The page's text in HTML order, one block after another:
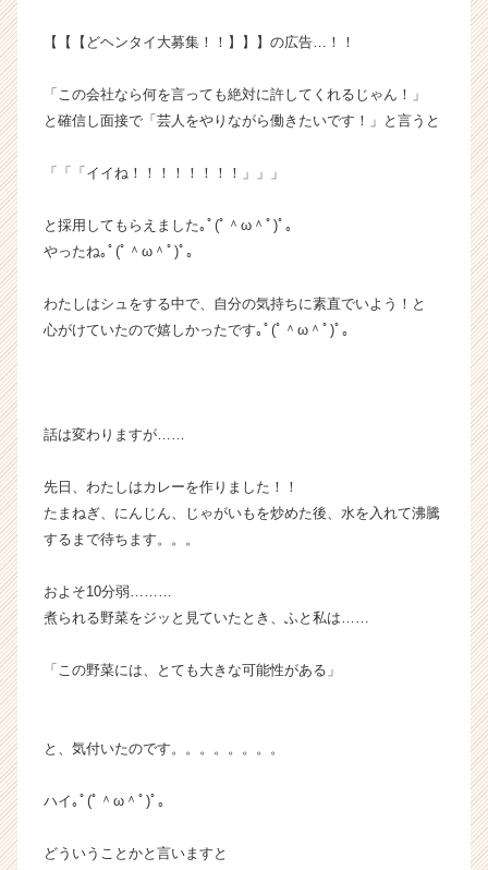
【【【どヘンタイ大募集！！】】】の広告…！！
「この会社なら何を言っても絶対に許してくれるじゃん！」
と確信し面接で「芸人をやりながら働きたいです！」と言うと
「「「イイね！！！！！！！！」」」
と採用してもらえました｡ﾟ(ﾟ＾ω＾ﾟ)ﾟ｡
やったね｡ﾟ(ﾟ＾ω＾ﾟ)ﾟ｡
わたしはシュをする中で、自分の気持ちに素直でいよう！と
心がけていたので嬉しかったです｡ﾟ(ﾟ＾ω＾ﾟ)ﾟ｡
話は変わりますが……
先日、わたしはカレーを作りました！！
たまねぎ、にんじん、じゃがいもを炒めた後、水を入れて沸騰
するまで待ちます。。。
およそ10分弱………
煮られる野菜をジッと見ていたとき、ふと私は……
「この野菜には、とても大きな可能性がある」
と、気付いたのです。。。。。。。。
ハイ｡ﾟ(ﾟ＾ω＾ﾟ)ﾟ｡
どういうことかと言いますと